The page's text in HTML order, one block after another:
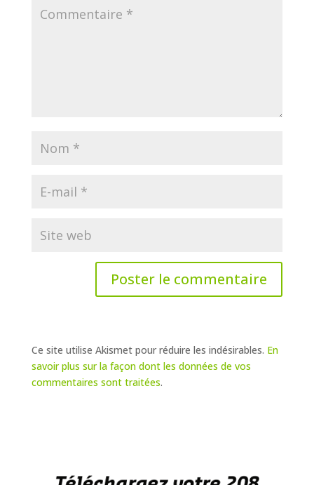
Ce site utilise Akismet pour réduire les indésirables. En
savoir plus sur la façon dont les données de vos
commentaires sont traitées.